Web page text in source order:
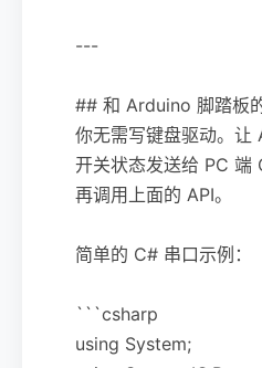
---
## 和 Arduino 脚踏板
你无需写键盘驱动。
开关状态发送给 PC 端
再调用上面的 API。
简单的 C# 串口示例：
```csharp
using System;